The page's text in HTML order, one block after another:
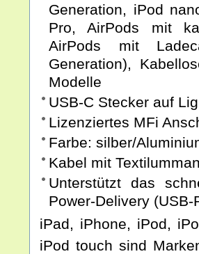
Generation, iPod
Pro, AirPods mit
AirPods mit
Generation),
Modelle
USB-C Stecker auf
Lizenziertes MFi
Farbe: silber/
Kabel mit
Unterstützt das
Power-Delivery
iPad, iPhone, iPod,
iPod touch sind